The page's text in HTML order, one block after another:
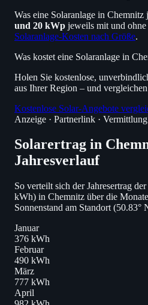
Was eine Solaranlage in Chemnitz
und 20 kWp jeweils mit und ohne
Solaranlage-Kosten nach Größe.
Was kostet eine Solaranlage in
Holen Sie kostenlose,
aus Ihrer Region – und
Kostenlose Solar-Angebote
Anzeige · Partnerlink ·
Solarertrag in
Jahresverlauf
So verteilt sich der Jahresertrag
kWh) in Chemnitz über die
Sonnenstand am Standort
Januar
376 kWh
Februar
490 kWh
März
777 kWh
April